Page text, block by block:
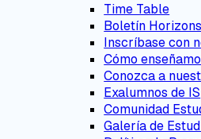
Time Table
Boletín Horizons
Inscríbase con
Cómo
Conozca a
Exalumnos de IS
Comunidad
Galería de